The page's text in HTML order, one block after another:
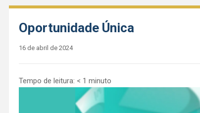
Oportunidade Única
16 de abril de 2024
Tempo de leitura: < 1 minuto